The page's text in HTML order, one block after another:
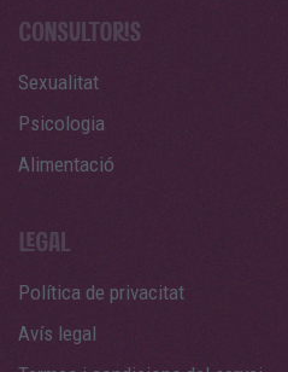
Sexualitat
Psicologia
Alimentació
Política de privacitat
Avís legal